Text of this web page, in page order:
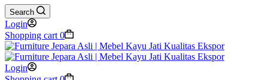
Search
Login
Shopping cart 0
Login